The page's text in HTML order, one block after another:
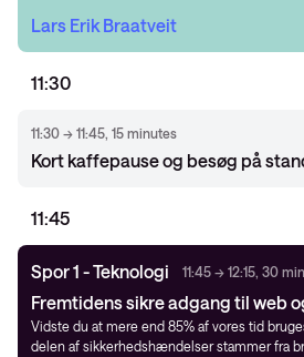
Lars Erik Braatveit
11:30
11:30 → 11:45, 15 minutes
Kort kaffepause og besøg på
11:45
Spor 1 - Teknologi 11:45 → 12:15, 30
Fremtidens sikre adgang til web
Vidste du at mere end 85% af vores tid
delen af sikkerhedshændelser stammer fra